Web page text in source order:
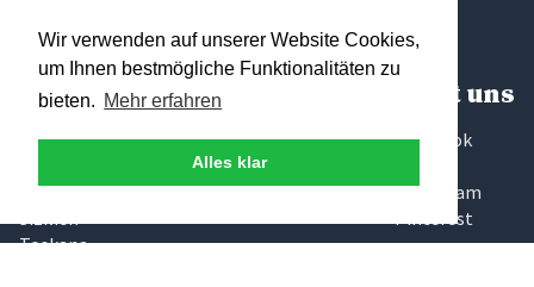
Wir verwenden auf unserer Website Cookies,
um Ihnen bestmögliche Funktionalitäten zu
bieten. Mehr erfahren
Alles klar
Sparangebote
Corona in Italien
Beliebte Regionen
Latium
Sardinien
Toskana
Folgt uns
Facebook
Instagram
Pinterest